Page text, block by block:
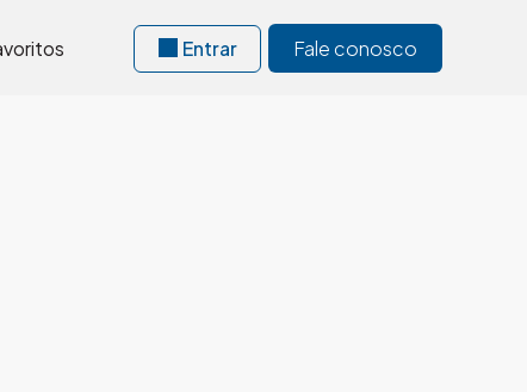
Fale conosco
Entrar